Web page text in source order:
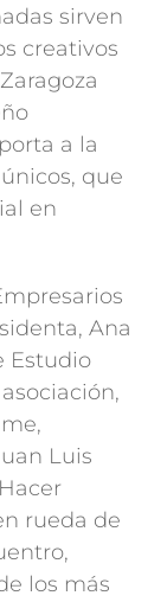
sirven
creativos
a la
que
en
Ana
Estudio
Luis
rueda de
los más